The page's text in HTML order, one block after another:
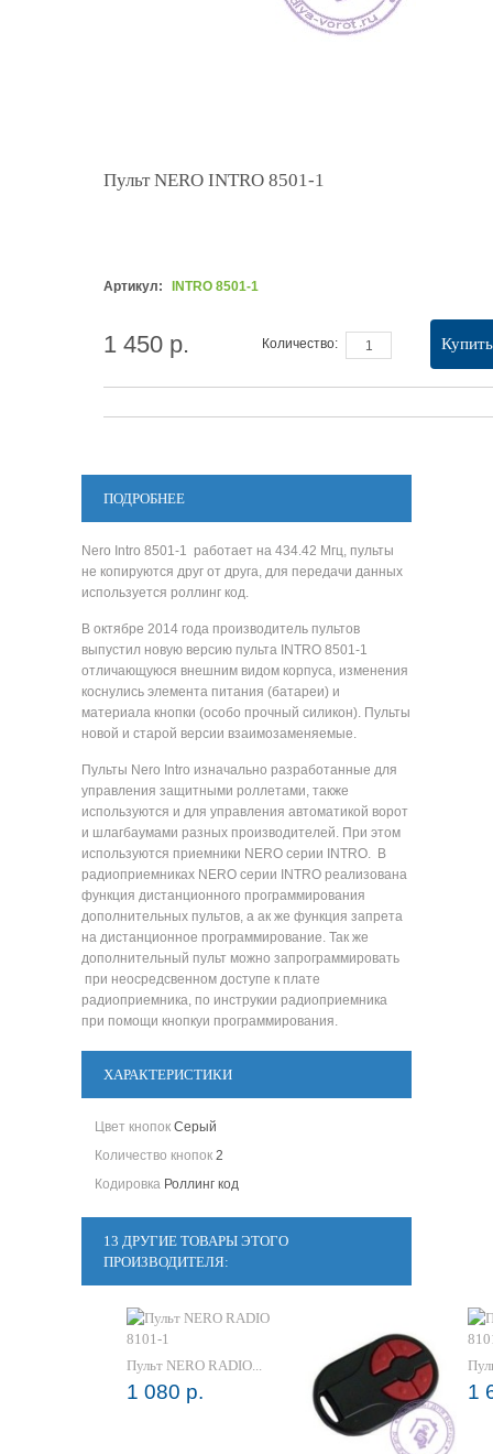
Пульт NERO INTRO 8501-1
Артикул: INTRO 8501-1
1 450 р. Купить
Количество:
ПОДРОБНЕЕ
Nero Intro 8501-1 работает на 434.42 Мгц, пульты
не копируются друг от друга, для передачи данных
используется роллинг код.
В октябре 2014 года производитель пультов
выпустил новую версию пульта INTRO 8501-1
отличающуюся внешним видом корпуса, изменения
коснулись элемента питания (батареи) и
материала кнопки (особо прочный силикон). Пульты
новой и старой версии взаимозаменяемые.
Пульты Nero Intro изначально разработанные для
управления защитными роллетами, также
используются и для управления автоматикой ворот
и шлагбаумами разных производителей. При этом
используются приемники NERO серии INTRO. В
радиоприемниках NERO серии INTRO реализована
функция дистанционного программирования
дополнительных пультов, а ак же функция запрета
на дистанционное программирование. Так же
дополнительный пульт можно запрограммировать
при неосредсвенном доступе к плате
радиоприемника, по инструкии радиоприемника
при помощи кнопкуи программирования.
ХАРАКТЕРИСТИКИ
Цвет кнопок Серый
Количество кнопок 2
Кодировка Роллинг код
13 ДРУГИЕ ТОВАРЫ ЭТОГО
ПРОИЗВОДИТЕЛЯ:
Пульт NERO RADIO...
1 080 р. 1